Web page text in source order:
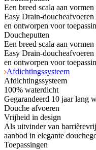
Een breed scala aan
Easy Drain-
en ontworpen voor
Doucheputten
Een breed scala aan
Easy Drain-
en ontworpen voor
Afdichtingssysteem
Afdichtingssysteem
100% waterdicht
Gegarandeerd 10 jaar lang
Douche afvoeren
Vrijheid in design
Als uitvinder van
aanbod in elegante
Toepassingen